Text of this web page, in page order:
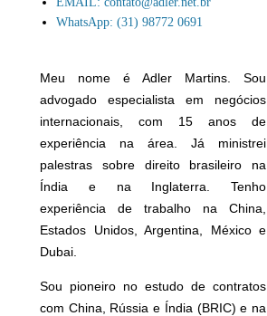
WhatsApp: (31) 98772 0691
Meu nome é Adler Martins. Sou
advogado especialista em negócios
internacionais, com 15 anos de
experiência na área. Já ministrei
palestras sobre direito brasileiro na
Índia e na Inglaterra. Tenho
experiência de trabalho na China,
Estados Unidos, Argentina, México e
Dubai.
Sou pioneiro no estudo de contratos
com China, Rússia e Índia (BRIC) e na